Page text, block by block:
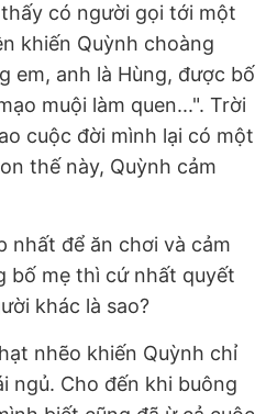
có người gọi tới một
khiến Quỳnh choàng
em, anh là Hùng, được bố
muội làm quen...". Trời
cuộc đời mình lại có một
thế này, Quỳnh cảm
nhất để ăn chơi và cảm
bố mẹ thì cứ nhất quyết
khác là sao?
nhẽo khiến Quỳnh chỉ
ngủ. Cho đến khi buông